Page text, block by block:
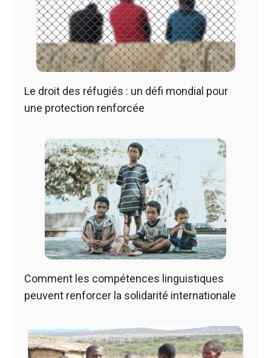
Le droit des réfugiés : un défi mondial pour
une protection renforcée
Comment les compétences linguistiques
peuvent renforcer la solidarité internationale